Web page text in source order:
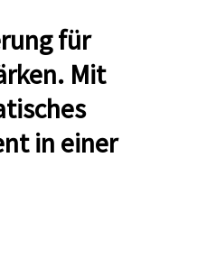
für
Mit
in einer